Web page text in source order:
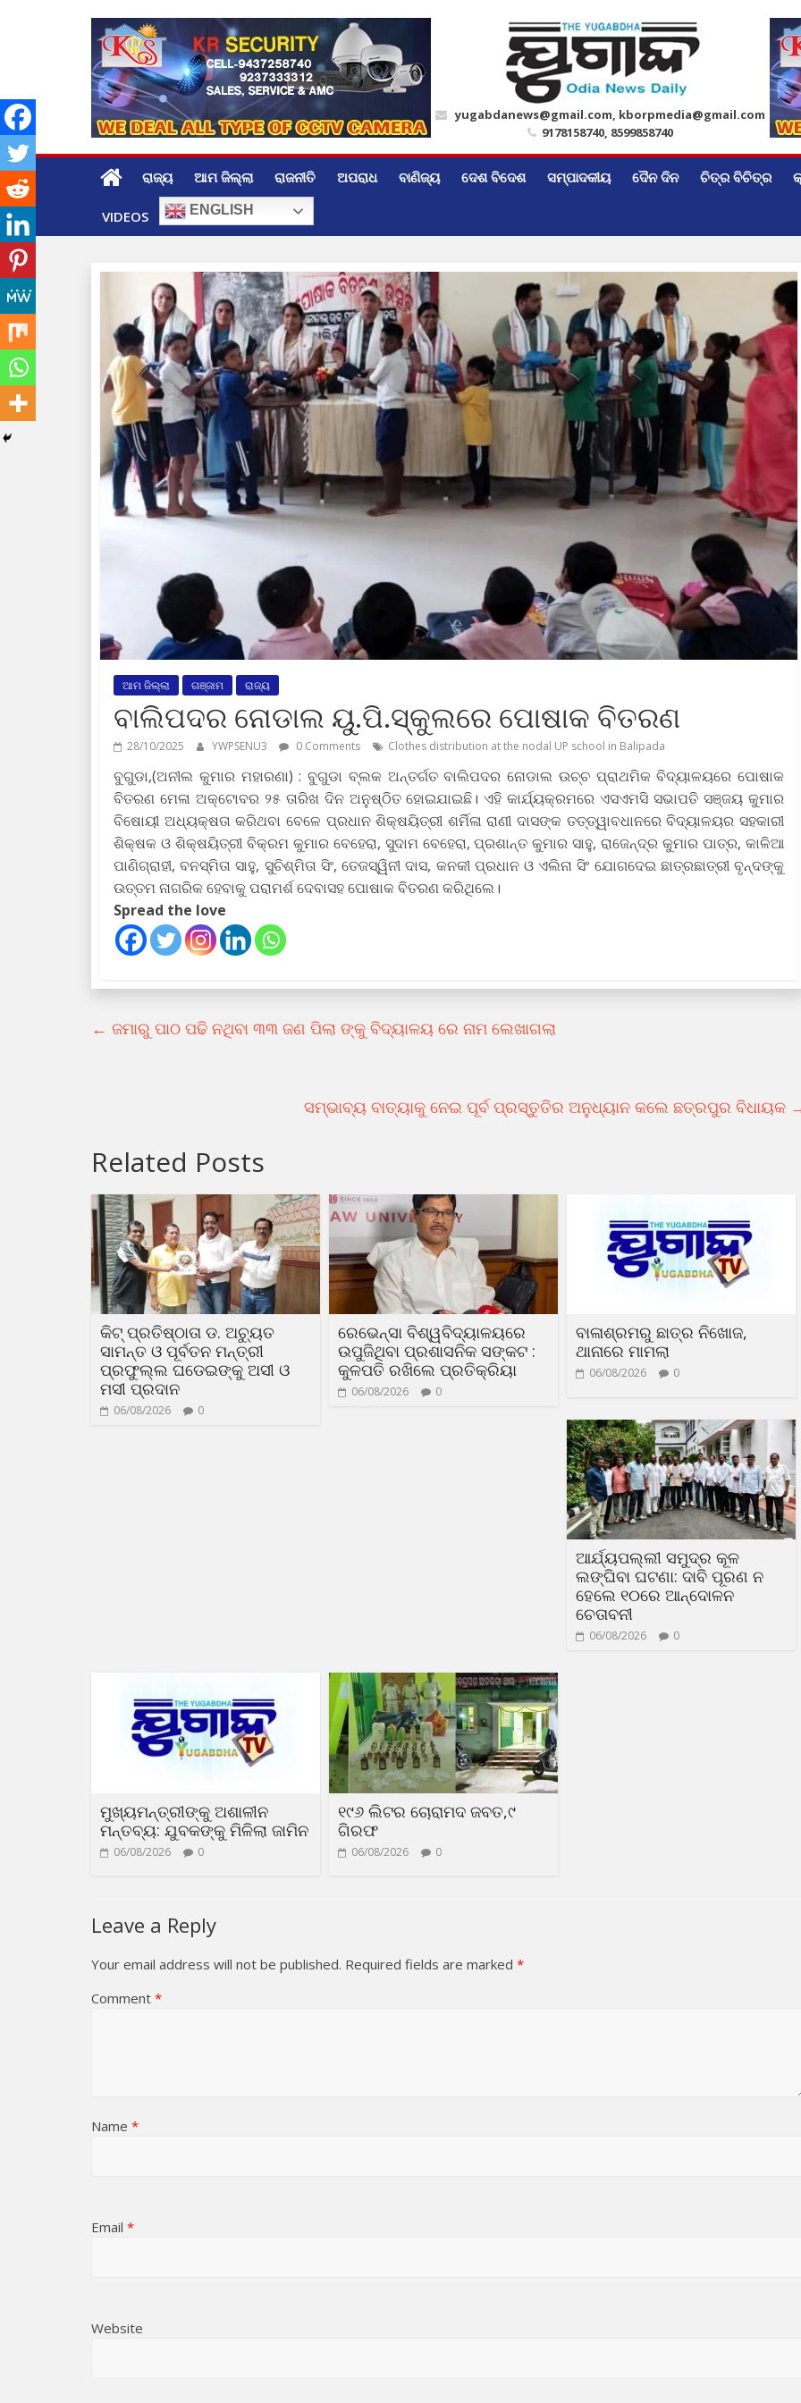
yugabdanews@gmail.com, kborpmedia@gmail.com
9178158740, 8599858740
ରାଜ୍ୟ ଆମ ଜିଲ୍ଲା ରାଜନୀତି ଅପରାଧ ବାଣିଜ୍ୟ ଦେଶ ବିଦେଶ ସମ୍ପାଦକୀୟ ଦୈନ ଦିନ ଚିତ୍ର ବିଚିତ୍ର
VIDEOS ENGLISH
ଆମ ଜିଲ୍ଲା ଗଞ୍ଜାମ ରାଜ୍ୟ
ବାଲିପଦର ନୋଡାଲ ୟୁ.ପି.ସ୍କୁଲରେ ପୋଷାକ ବିତରଣ
28/10/2025 YWPSENU3 0 Comments Clothes distribution at the nodal UP school in Balipada
ବୁଗୁଡା,(ଅନୀଲ କୁମାର ମହାରଣା) : ବୁଗୁଡା ବ୍ଲକ ଅନ୍ତର୍ଗତ ବାଲିପଦର ନୋଡାଲ ଉଚ୍ଚ ପ୍ରାଥମିକ ବିଦ୍ୟାଳୟରେ ପୋଷାକ
ବିତରଣ ମେଳା ଅକ୍ଟୋବର ୨୫ ତାରିଖ ଦିନ ଅନୁଷ୍ଠିତ ହୋଇଯାଇଛି। ଏହି କାର୍ଯ୍ୟକ୍ରମରେ ଏସଏମସି ସଭାପତି ସଞ୍ଜୟ କୁମାର
ବିଷୋୟୀ ଅଧ୍ୟକ୍ଷତା କରିଥବା ବେଳେ ପ୍ରଧାନ ଶିକ୍ଷୟିତ୍ରୀ ଶର୍ମିଳା ରାଣୀ ଦାସଙ୍କ ତତ୍ତ୍ୱାବଧାନରେ ବିଦ୍ୟାଳୟର ସହକାରୀ
ଶିକ୍ଷକ ଓ ଶିକ୍ଷୟିତ୍ରୀ ବିକ୍ରମ କୁମାର ବେହେରା, ସୁଦାମ ବେହେରା, ପ୍ରଶାନ୍ତ କୁମାର ସାହୁ, ରାଜେନ୍ଦ୍ର କୁମାର ପାତ୍ର, କାଳିଆ
ପାଣିଗ୍ରାହୀ, ବନସ୍ମିତା ସାହୁ, ସୁଚିଶ୍ମିତା ସିଂ, ତେଜସ୍ୱିନୀ ଦାସ, କନକୀ ପ୍ରଧାନ ଓ ଏଲିନା ସିଂ ଯୋଗଦେଇ ଛାତ୍ରଛାତ୍ରୀ ବୃନ୍ଦଙ୍କୁ
ଉତ୍ତମ ନାଗରିକ ହେବାକୁ ପରାମର୍ଶ ଦେବାସହ ପୋଷାକ ବିତରଣ କରିଥିଲେ।
Spread the love
← ଜମାରୁ ପାଠ ପଢି ନଥିବା ୩୩ ଜଣ ପିଲା ଙ୍କୁ ବିଦ୍ୟାଳୟ ରେ ନାମ ଲେଖାଗଲା
ସମ୍ଭାବ୍ୟ ବାତ୍ୟାକୁ ନେଇ ପୂର୍ବ ପ୍ରସ୍ତୁତିର ଅନୁଧ୍ୟାନ କଲେ ଛତ୍ରପୁର ବିଧାୟକ
Related Posts
କିଟ୍ ପ୍ରତିଷ୍ଠାତା ଡ. ଅଚ୍ୟୁତ
ସାମନ୍ତ ଓ ପୂର୍ବତନ ମନ୍ତ୍ରୀ
ପ୍ରଫୁଲ୍ଲ ଘଡେଇଙ୍କୁ ଅସୀ ଓ
ମସୀ ପ୍ରଦାନ
06/08/2026 0
ରେଭେନ୍ସା ବିଶ୍ୱବିଦ୍ୟାଳୟରେ
ଉପୁଜିଥିବା ପ୍ରଶାସନିକ ସଙ୍କଟ :
କୁଳପତି ରଖିଲେ ପ୍ରତିକ୍ରିୟା
06/08/2026 0
ବାଳାଶ୍ରମରୁ ଛାତ୍ର ନିଖୋଜ,
ଥାନାରେ ମାମଲା
06/08/2026 0
ଆର୍ଯ୍ୟପଲ୍ଲୀ ସମୁଦ୍ର କୂଳ
ଲଙ୍ଘିବା ଘଟଣା: ଦାବି ପୂରଣ ନ
ହେଲେ ୧୦ରେ ଆନ୍ଦୋଳନ
ଚେତାବନୀ
06/08/2026 0
ମୁଖ୍ୟମନ୍ତ୍ରୀଙ୍କୁ ଅଶାଳୀନ
ମନ୍ତବ୍ୟ: ଯୁବକଙ୍କୁ ମିଳିଲା ଜାମିନ
06/08/2026 0
୧୯୬ ଲିଟର ଚୋରାମଦ ଜବତ,୯
ଗିରଫ
06/08/2026 0
Leave a Reply
Your email address will not be published. Required fields are marked *
Comment *
Name *
Email *
Website